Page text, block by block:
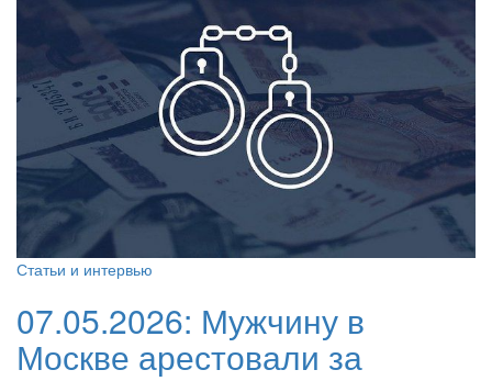
Статьи и интервью
07.05.2026: Мужчину в
Москве арестовали за